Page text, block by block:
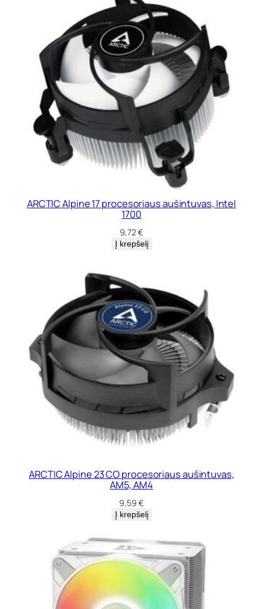
ARCTIC Alpine 17 procesoriaus aušintuvas, Intel
1700
9,72€
Į krepšelį
ARCTIC Alpine 23 CO procesoriaus aušintuvas,
AM5, AM4
9,59 €
Į krepšelį